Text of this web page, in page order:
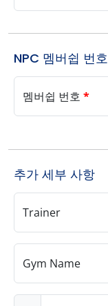
NPC 멤버쉽 번호
멤버쉽 번호 *
추가 세부 사항
Trainer
Gym Name